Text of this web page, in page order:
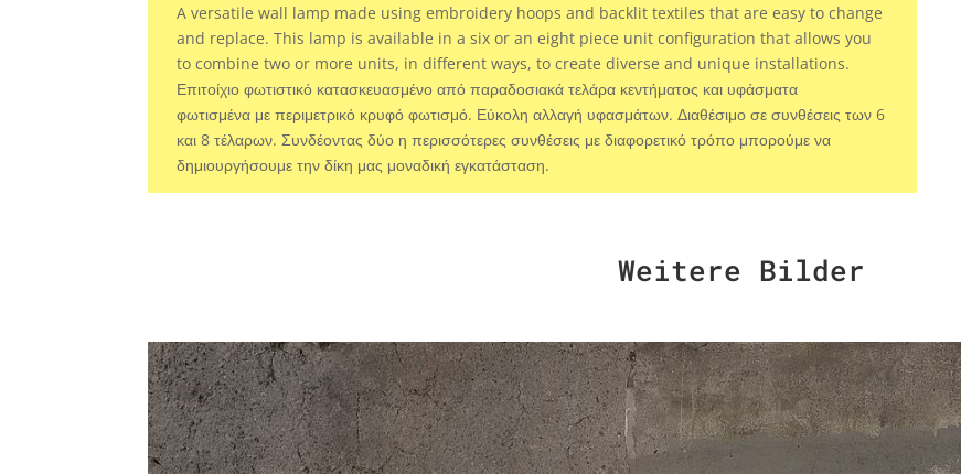
A versatile wall lamp made using embroidery hoops and backlit textiles that are easy to change
and replace. This lamp is available in a six or an eight piece unit configuration that allows you
to combine two or more units, in different ways, to create diverse and unique installations.
Επιτοίχιο φωτιστικό κατασκευασμένο από παραδοσιακά τελάρα κεντήματος και υφάσματα
φωτισμένα με περιμετρικό κρυφό φωτισμό. Εύκολη αλλαγή υφασμάτων. Διαθέσιμο σε συνθέσεις των 6
και 8 τέλαρων. Συνδέοντας δύο η περισσότερες συνθέσεις με διαφορετικό τρόπο μπορούμε να
δημιουργήσουμε την δίκη μας μοναδική εγκατάσταση.
Weitere Bilder